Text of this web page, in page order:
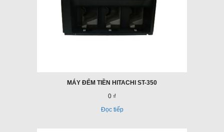
MÁY ĐẾM TIỀN HITACHI ST-350
0 ₫
Đọc tiếp